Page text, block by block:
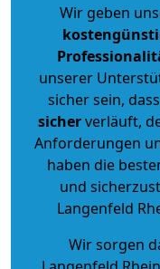
Wir geben
unserer
sicher sein,
sicherverläuft,
Anforderungen
haben die
und
Langenfeld
Wir sorgen